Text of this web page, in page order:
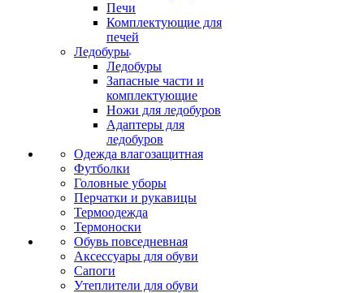
Печи
Комплектующие для
печей
Ледобуры
Ледобуры
Запасные части и
комплектующие
Ножи для ледобуров
Адаптеры для
ледобуров
Одежда влагозащитная
Футболки
Головные уборы
Перчатки и рукавицы
Термоодежда
Термоноски
Обувь повседневная
Аксессуары для обуви
Сапоги
Утеплители для обуви